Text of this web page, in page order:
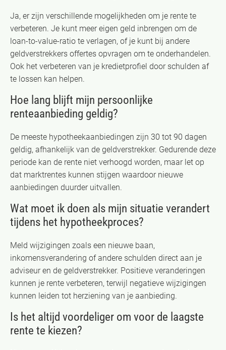
Ja, er zijn verschillende mogelijkheden om je rente te
verbeteren. Je kunt meer eigen geld inbrengen om de
loan-to-value-ratio te verlagen, of je kunt bij andere
geldverstrekkers offertes opvragen om te onderhandelen.
Ook het verbeteren van je kredietprofiel door schulden af
te lossen kan helpen.
Hoe lang blijft mijn persoonlijke
renteaanbieding geldig?
De meeste hypotheekaanbiedingen zijn 30 tot 90 dagen
geldig, afhankelijk van de geldverstrekker. Gedurende deze
periode kan de rente niet verhoogd worden, maar let op
dat marktrentes kunnen stijgen waardoor nieuwe
aanbiedingen duurder uitvallen.
Wat moet ik doen als mijn situatie verandert
tijdens het hypotheekproces?
Meld wijzigingen zoals een nieuwe baan,
inkomensverandering of andere schulden direct aan je
adviseur en de geldverstrekker. Positieve veranderingen
kunnen je rente verbeteren, terwijl negatieve wijzigingen
kunnen leiden tot herziening van je aanbieding.
Is het altijd voordeliger om voor de laagste
rente te kiezen?